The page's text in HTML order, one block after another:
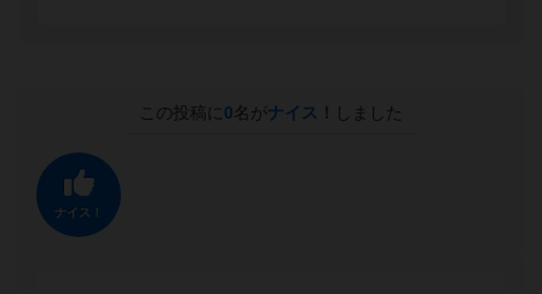
この投稿に 0名がナイス！ しました
ナイス！